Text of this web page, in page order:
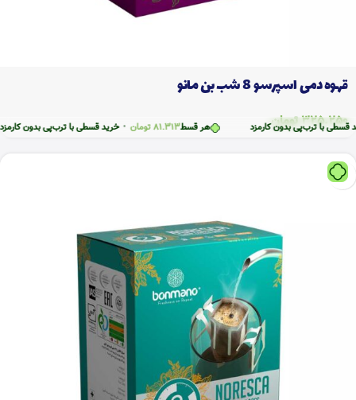
هر قسط81.313تومان • خرید قسطی با ترب‌پی بدون کارمزد بدون کارمزد
قهوه دمی اسپرسو 8 شب بن مانو
325.250تومان